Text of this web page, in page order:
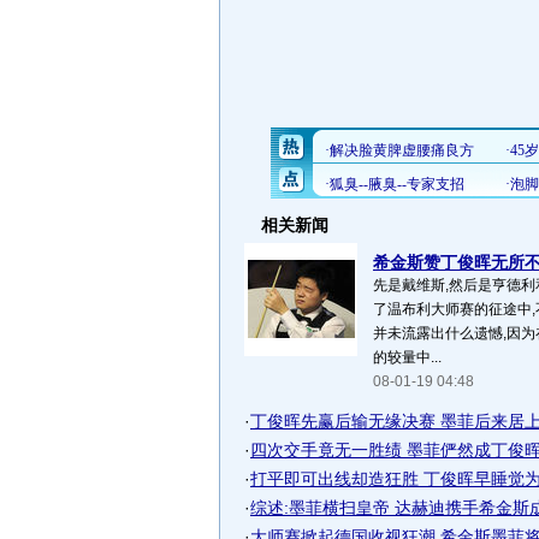
相关新闻
希金斯赞丁俊晖无所
先是戴维斯,然后是亨德
了温布利大师赛的征途
并未流露出什么遗憾,因
的较量中...
08-01-19 04:48
·丁俊晖先赢后输无缘决赛 墨菲后来居
·四次交手竟无一胜绩 墨菲俨然成丁俊
·打平即可出线却造狂胜 丁俊晖早睡觉
·综述:墨菲横扫皇帝 达赫迪携手希金斯